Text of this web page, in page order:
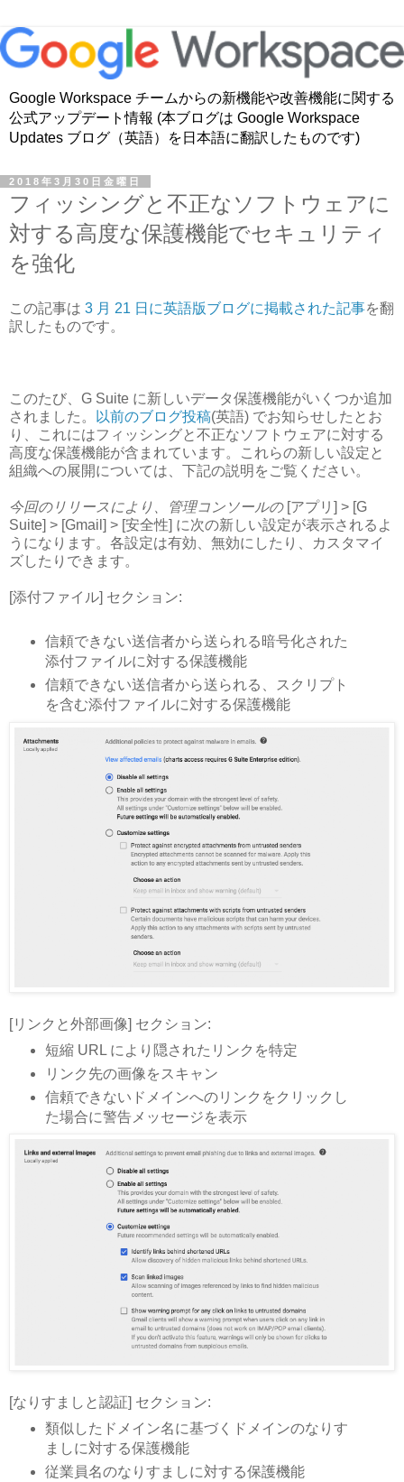
Google Workspace チームからの新機能や改善機能に関する
公式アップデート情報 (本ブログは Google Workspace
Updates ブログ（英語）を日本語に翻訳したものです)
2018年3月30日金曜日
フィッシングと不正なソフトウェアに
対する高度な保護機能でセキュリティ
を強化
この記事は 3 月 21 日に英語版ブログに掲載された記事を翻
訳したものです。
このたび、G Suite に新しいデータ保護機能がいくつか追加
されました。
以前のブログ投稿(英語) でお知らせしたとお
り、これにはフィッシングと不正なソフトウェアに対する
高度な保護機能が含まれています。これらの新しい設定と
組織への展開については、下記の説明をご覧ください。
今回のリリースにより、管理コンソールの [アプリ] > [G
Suite] > [Gmail] > [安全性] に次の新しい設定が表示されるよ
うになります。各設定は有効、無効にしたり、カスタマイ
ズしたりできます。
[添付ファイル] セクション:
信頼できない送信者から送られる暗号化された
添付ファイルに対する保護機能
信頼できない送信者から送られる、スクリプト
を含む添付ファイルに対する保護機能
[リンクと外部画像] セクション:
短縮 URL により隠されたリンクを特定
リンク先の画像をスキャン
信頼できないドメインへのリンクをクリックし
た場合に警告メッセージを表示
[なりすましと認証] セクション:
類似したドメイン名に基づくドメインのなりす
ましに対する保護機能
従業員名のなりすましに対する保護機能